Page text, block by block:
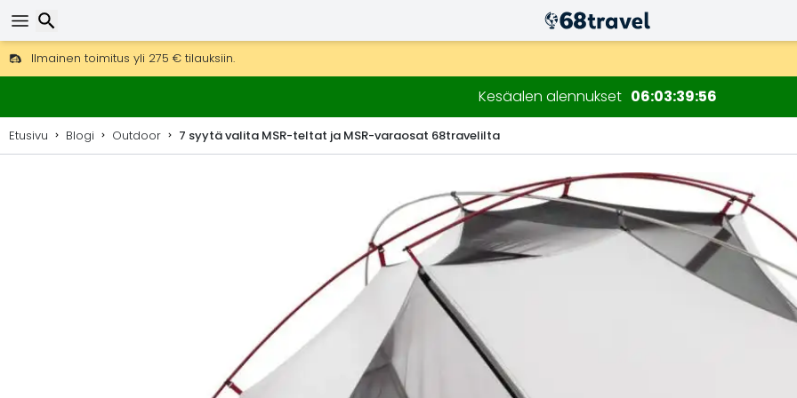
Ilmainen toimitus yli 275 € tilauksiin.
Mahdollisuus lähettää DHL Express -lähetyksenä (toimitus 24 tunnin kuluessa)
Kesäalen alennukset 06 03 39 55
Etusivu Blogi Outdoor 7 syytä valita MSR-teltat ja MSR-varaosat 68travelilta
Etsi